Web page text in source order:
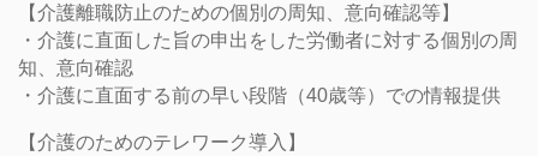
【介護離職防止のための個別の周知、意向確認等】
・介護に直面した旨の申出をした労働者に対する個別の周
知、意向確認
・介護に直面する前の早い段階（40歳等）での情報提供
【介護のためのテレワーク導入】